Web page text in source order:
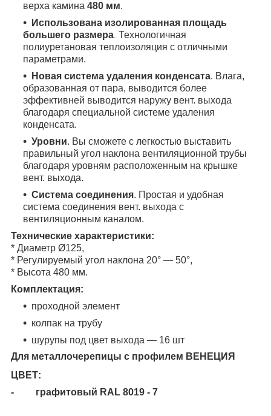
верха камина 480 мм.
Использована изолированная площадь
большего размера. Технологичная
полиуретановая теплоизоляция с отличными
параметрами.
Новая система удаления конденсата. Влага,
образованная от пара, выводится более
эффективней выводится наружу вент. выхода
благодаря специальной системе удаления
конденсата.
Уровни. Вы сможете с легкостью выставить
правильный угол наклона вентиляционной трубы
благодаря уровням расположенным на крышке
вент. выхода.
Система соединения. Простая и удобная
система соединения вент. выхода с
вентиляционным каналом.
Технические характеристики:
* Диаметр Ø125,
* Регулируемый угол наклона 20° — 50°,
* Высота 480 мм.
Комплектация:
проходной элемент
колпак на трубу
шурупы под цвет выхода — 16 шт
Для металлочерепицы с профилем ВЕНЕЦИЯ
ЦВЕТ:
- графитовый RAL 8019 - 7